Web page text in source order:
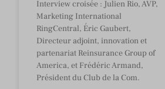
Interview croisée : Julien Rio, AVP,
Marketing International
RingCentral, Éric Gaubert,
Directeur adjoint, innovation et
partenariat Reinsurance Group of
America, et Frédéric Armand,
Président du Club de la Com.